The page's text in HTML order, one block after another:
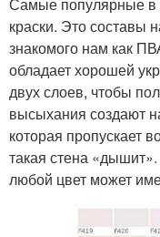
Акриловые
краски. Это составы
знакомого нам как
обладает хорошей
двух слоев, чтобы
высыхания создают
которая пропускает
такая стена
любой цвет может